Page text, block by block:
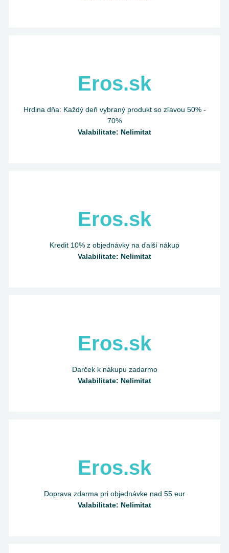
Eros.sk
Hrdina dňa: Každý deň vybraný produkt so zľavou 50% -
70%
Valabilitate: Nelimitat
Eros.sk
Kredit 10% z objednávky na ďalší nákup
Valabilitate: Nelimitat
Eros.sk
Darček k nákupu zadarmo
Valabilitate: Nelimitat
Eros.sk
Doprava zdarma pri objednávke nad 55 eur
Valabilitate: Nelimitat